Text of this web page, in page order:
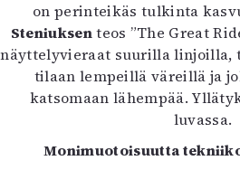
on perinteikäs tulkinta
Steniuksenteos ”The Great
näyttelyvieraat suurilla linjoilla,
tilaan lempeillä väreillä ja
katsomaan lähempää.
luvassa.
Monimuotoisuutta